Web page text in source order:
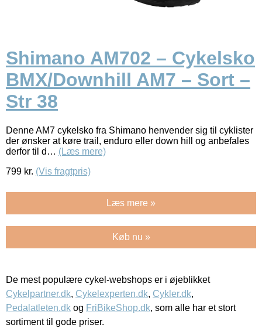
Shimano AM702 – Cykelsko
BMX/Downhill AM7 – Sort –
Str 38
Denne AM7 cykelsko fra Shimano henvender sig til cyklister
der ønsker at køre trail, enduro eller down hill og anbefales
derfor til d… (Læs mere)
799 kr. (Vis fragtpris)
Læs mere »
Køb nu »
De mest populære cykel-webshops er i øjeblikket
Cykelpartner.dk, Cykelexperten.dk, Cykler.dk,
Pedalatleten.dk og FriBikeShop.dk, som alle har et stort
sortiment til gode priser.